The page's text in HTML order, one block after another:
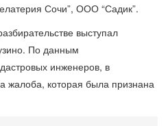
Сочи”, ООО “Садик”.
выступал
По данным
инженеров, в
жалоба, которая была признана